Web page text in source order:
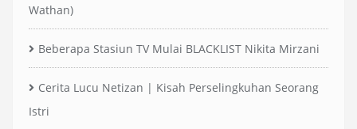
Wathan)
Beberapa Stasiun TV Mulai BLACKLIST Nikita Mirzani
Cerita Lucu Netizan | Kisah Perselingkuhan Seorang
Istri